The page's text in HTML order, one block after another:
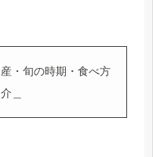
産・旬の時期・食べ方
＿